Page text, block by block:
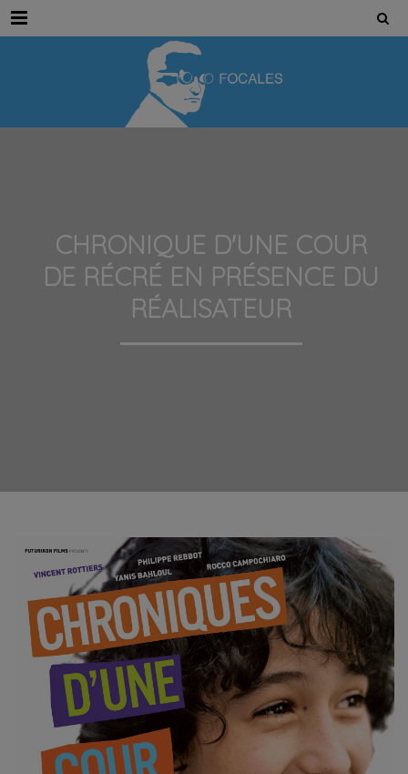
Menu
CHRONIQUE D'UNE COUR
DE RÉCRÉ EN PRÉSENCE DU
RÉALISATEUR